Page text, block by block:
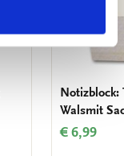
Notizblock:
Walsmit
€ 6,99